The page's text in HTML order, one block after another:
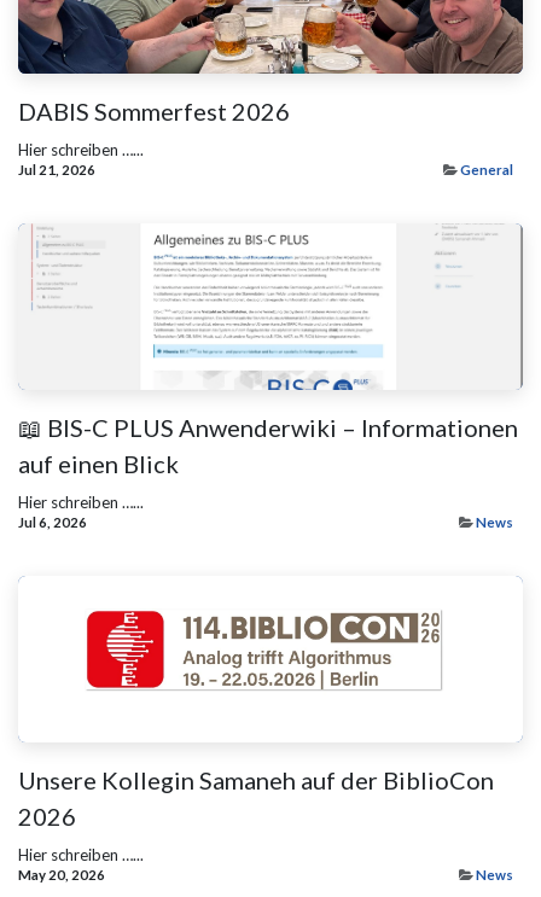
DABIS Sommerfest 2026
Hier schreiben …...
Jul 21, 2026 General
📖 BIS-C PLUS Anwenderwiki – Informationen
auf einen Blick
Hier schreiben …...
Jul 6, 2026 News
Unsere Kollegin Samaneh auf der BiblioCon
2026
Hier schreiben …...
May 20, 2026 News